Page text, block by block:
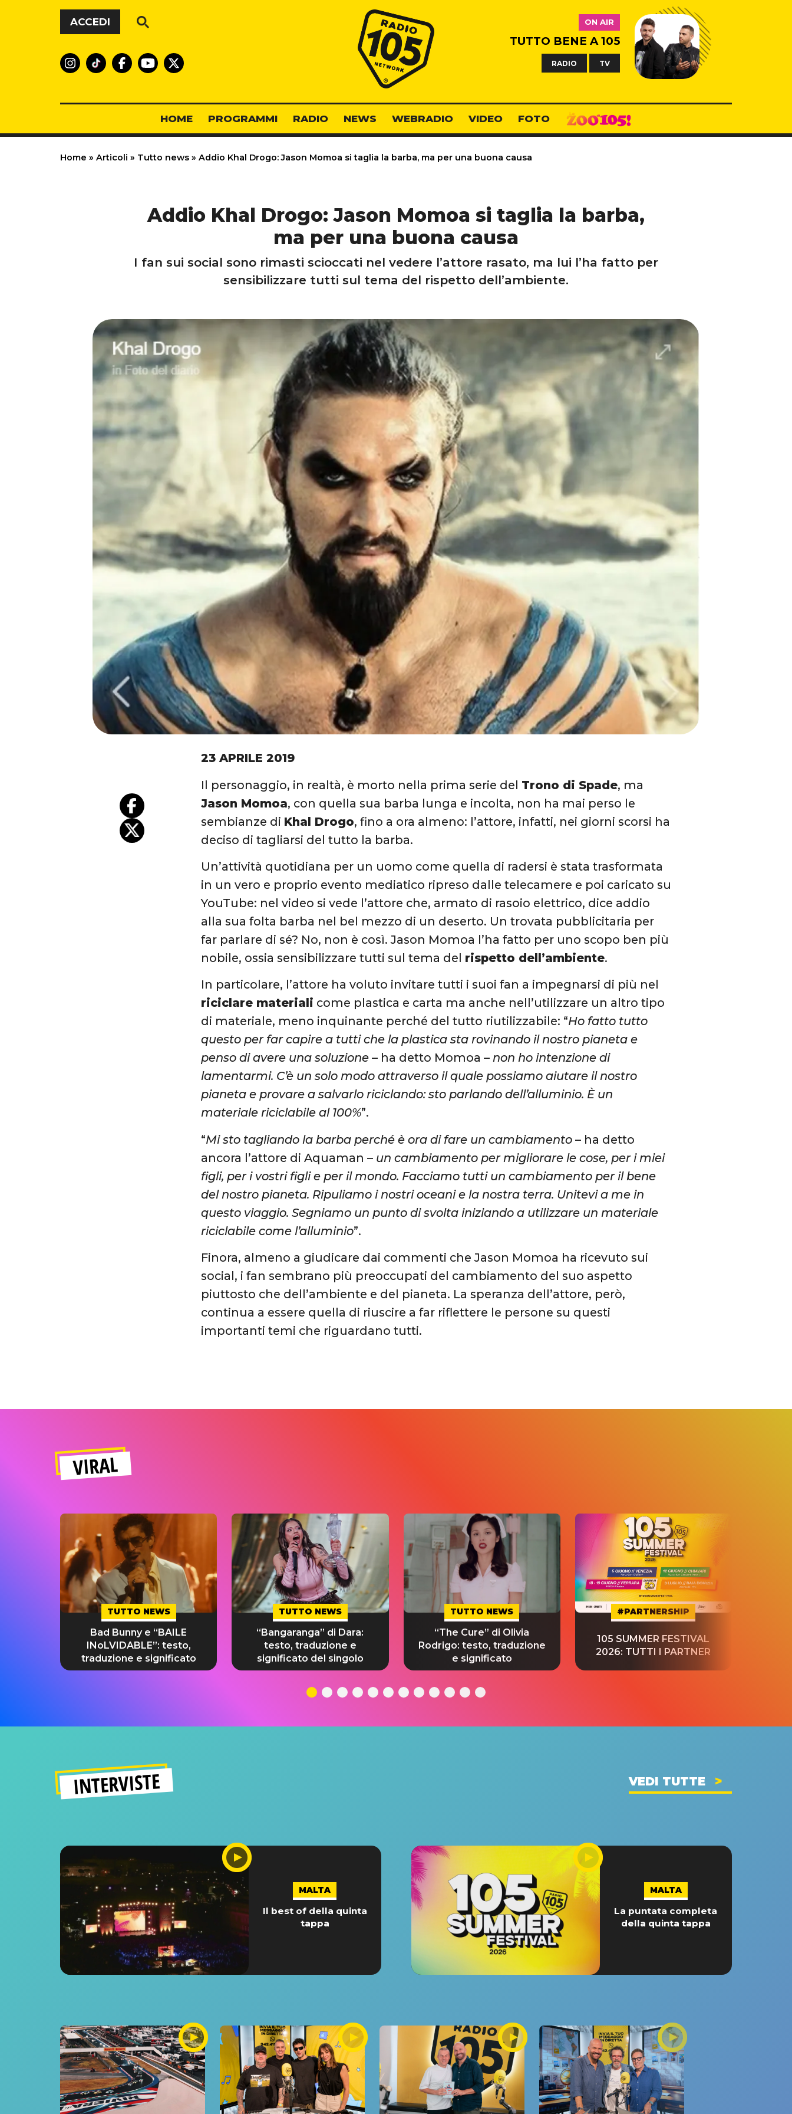
Vai al contenuto
ACCEDI
Radio 105
ON AIR
TUTTO BENE A 105
RADIO TV
HOME PROGRAMMI RADIO NEWS WEBRADIO VIDEO FOTO
Home » Articoli » Tutto news » Addio Khal Drogo: Jason Momoa si taglia la barba, ma per una buona causa
Addio Khal Drogo: Jason Momoa si taglia la barba,
ma per una buona causa
I fan sui social sono rimasti scioccati nel vedere l’attore rasato, ma lui l’ha fatto per
sensibilizzare tutti sul tema del rispetto dell’ambiente.
23 APRILE 2019
Il personaggio, in realtà, è morto nella prima serie del Trono di Spade, ma
Jason Momoa, con quella sua barba lunga e incolta, non ha mai perso le
sembianze di Khal Drogo, fino a ora almeno: l’attore, infatti, nei giorni scorsi ha
deciso di tagliarsi del tutto la barba.
Un’attività quotidiana per un uomo come quella di radersi è stata trasformata
in un vero e proprio evento mediatico ripreso dalle telecamere e poi caricato su
YouTube: nel video si vede l’attore che, armato di rasoio elettrico, dice addio
alla sua folta barba nel bel mezzo di un deserto. Un trovata pubblicitaria per
far parlare di sé? No, non è così. Jason Momoa l’ha fatto per uno scopo ben più
nobile, ossia sensibilizzare tutti sul tema del rispetto dell’ambiente.
In particolare, l’attore ha voluto invitare tutti i suoi fan a impegnarsi di più nel
riciclare materiali come plastica e carta ma anche nell’utilizzare un altro tipo
di materiale, meno inquinante perché del tutto riutilizzabile: “Ho fatto tutto
questo per far capire a tutti che la plastica sta rovinando il nostro pianeta e
penso di avere una soluzione – ha detto Momoa –non ho intenzione di
lamentarmi. C’è un solo modo attraverso il quale possiamo aiutare il nostro
pianeta e provare a salvarlo riciclando: sto parlando dell’alluminio. È un
materiale riciclabile al 100%”.
“Mi sto tagliando la barba perché è ora di fare un cambiamento – ha detto
ancora l’attore di Aquaman – un cambiamento per migliorare le cose, per i miei
figli, per i vostri figli e per il mondo. Facciamo tutti un cambiamento per il bene
del nostro pianeta. Ripuliamo i nostri oceani e la nostra terra. Unitevi a me in
questo viaggio. Segniamo un punto di svolta iniziando a utilizzare un materiale
riciclabile come l’alluminio”.
Finora, almeno a giudicare dai commenti che Jason Momoa ha ricevuto sui
social, i fan sembrano più preoccupati del cambiamento del suo aspetto
piuttosto che dell’ambiente e del pianeta. La speranza dell’attore, però,
continua a essere quella di riuscire a far riflettere le persone su questi
importanti temi che riguardano tutti.
VIRAL
TUTTO NEWS
Bad Bunny e “BAILE
INoLVIDABLE”: testo,
traduzione e significato
TUTTO NEWS
“Bangaranga” di Dara:
testo, traduzione e
significato del singolo
TUTTO NEWS
“The Cure” di Olivia
Rodrigo: testo, traduzione
e significato
#PARTNERSHIP
105 SUMMER FESTIVAL
2026: TUTTI I PARTNER
INTERVISTE VEDI TUTTE
MALTA
Il best of della quinta
tappa
MALTA
La puntata completa
della quinta tappa